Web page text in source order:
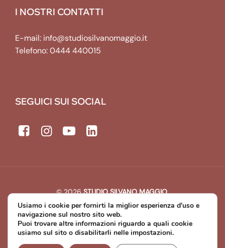
I NOSTRI CONTATTI
E-mail: info@studiosilvanomaggio.it
Telefono:0444 440015
SEGUICI SUI SOCIAL
© 2026STUDIO SILVANO MAGGIO.
All rights reserved. | P.IVA: 00643440241
Developed byMichael Web Designer & Developer
Usiamo i cookie per fornirti la miglior esperienza d'uso e
navigazione sul nostro sito web.
Puoi trovare altre informazioni riguardo a quali cookie
usiamo sul sito o disabilitarli nelle impostazioni.